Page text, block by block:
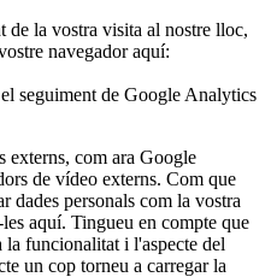
de la vostra visita al nostre lloc,
navegador aquí:
seguiment de Google Analytics
externs, com ara Google
de vídeo externs. Com que
dades personals com la vostra
aquí. Tingueu en compte que
funcionalitat i l'aspecte del
un cop torneu a carregar la